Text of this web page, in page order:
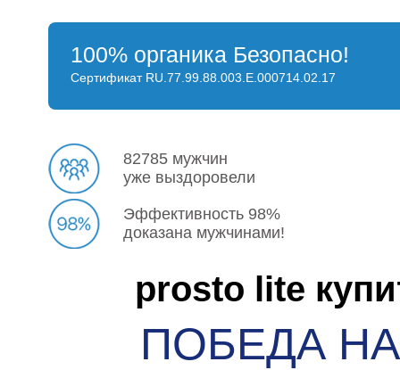
100% органика Безопасно!
Сертификат RU.77.99.88.003.E.000714.02.17
82785 мужчин
уже выздоровели
Эффективность 98%
доказана мужчинами!
prosto lite
ПОБЕДА